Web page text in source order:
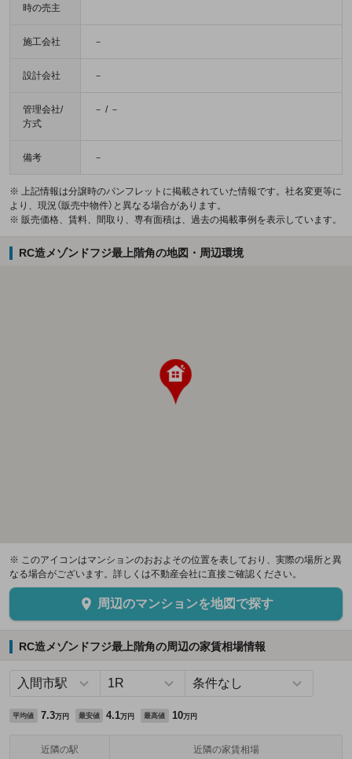
時の売主
施工会社 －
設計会社 －
管理会社/
方式
－ / －
備考 －
※ 上記情報は分譲時のパンフレットに掲載されていた情報です。社名変更等に
より、現況（販売中物件）と異なる場合があります。
※ 販売価格、賃料、間取り、専有面積は、過去の掲載事例を表示しています。
RC造メゾンドフジ最上階角の地図・周辺環境
※ このアイコンはマンションのおおよその位置を表しており、実際の場所と異
なる場合がございます。詳しくは不動産会社に直接ご確認ください。
周辺のマンションを地図で探す
RC造メゾンドフジ最上階角の周辺の家賃相場情報
平均値 7.3万円 最安値 4.1万円 最高値 10万円
近隣の駅 近隣の家賃相場